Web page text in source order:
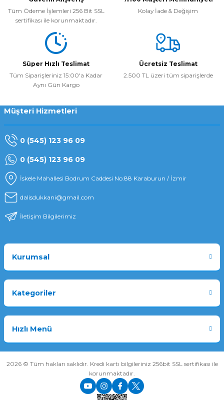
Tüm Ödeme İşlemleri 256 Bit SSL
sertifikası ile korunmaktadır.
Kolay İade & Değişim
Süper Hızlı Teslimat
Tüm Siparişleriniz 15:00'a Kadar
Aynı Gün Kargo
Ücretsiz Teslimat
2.500 TL üzeri tüm siparişlerde
Müşteri Hizmetleri
0 (545) 123 96 09
0 (545) 123 96 09
İskele Mahallesi Bodrum Caddesi No:88 Karaburun / İzmir
dalisdukkani@gmail.com
İletişim Bilgilerimiz
Kurumsal
Kategoriler
Hızlı Menü
2026 © Tüm hakları saklıdır. Kredi kartı bilgileriniz 256bit SSL sertifikası ile
korunmaktadır.